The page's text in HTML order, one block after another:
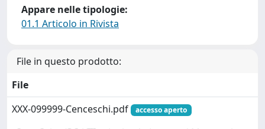
Appare nelle tipologie:
01.1 Articolo in Rivista
File in questo prodotto:
File
XXX-099999-Cenceschi.pdf
accesso aperto